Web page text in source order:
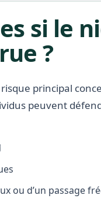
si le
?
principal
peuvent
ou d’un passage